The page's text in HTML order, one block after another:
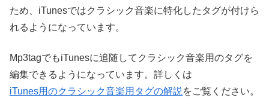
ため、iTunesではクラシック音楽に特化したタグが付けら
れるようになっています。
Mp3tagでもiTunesに追随してクラシック音楽用のタグを
編集できるようになっています。詳しくは
iTunes用のクラシック音楽用タグの解説 をご覧ください。